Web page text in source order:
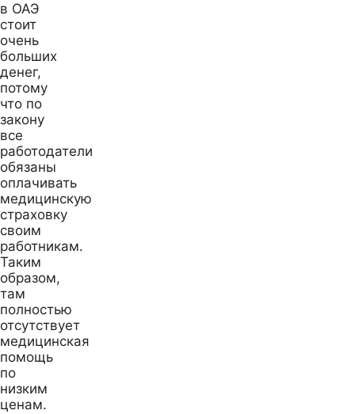
в ОАЭ
стоит
очень
больших
денег,
потому
что по
закону
все
работодатели
обязаны
оплачивать
медицинскую
страховку
своим
работникам.
Таким
образом,
там
полностью
отсутствует
медицинская
помощь
по
низким
ценам.